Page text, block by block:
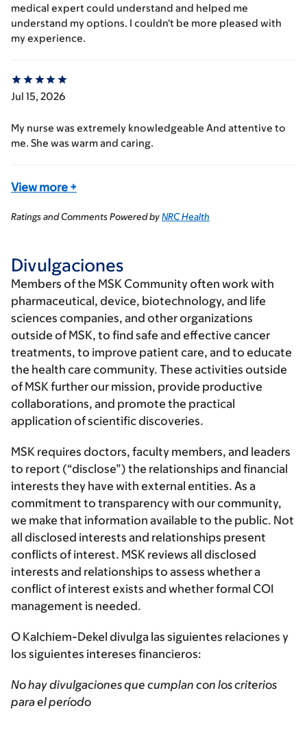
medical expert could understand and helped me
understand my options. I couldn't be more pleased with
my experience.
Jul 15, 2026
My nurse was extremely knowledgeable And attentive to
me. She was warm and caring.
View more +
Ratings and Comments Powered byNRC Health
Divulgaciones
Members of the MSK Community often work with
pharmaceutical, device, biotechnology, and life
sciences companies, and other organizations
outside of MSK, to find safe and effective cancer
treatments, to improve patient care, and to educate
the health care community. These activities outside
of MSK further our mission, provide productive
collaborations, and promote the practical
application of scientific discoveries.
MSK requires doctors, faculty members, and leaders
to report (“disclose”) the relationships and financial
interests they have with external entities. As a
commitment to transparency with our community,
we make that information available to the public. Not
all disclosed interests and relationships present
conflicts of interest. MSK reviews all disclosed
interests and relationships to assess whether a
conflict of interest exists and whether formal COI
management is needed.
O Kalchiem-Dekel divulga las siguientes relaciones y
los siguientes intereses financieros:
No hay divulgaciones que cumplan con los criterios
para el período